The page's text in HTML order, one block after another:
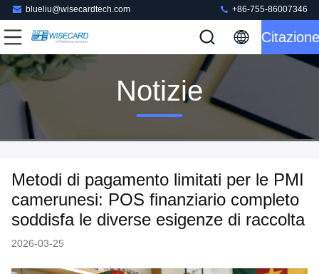
blueliu@wisecardtech.com +86-755-86007346
Citazione
Notizie
Metodi di pagamento limitati per le PMI
camerunesi: POS finanziario completo
soddisfa le diverse esigenze di raccolta
2026-03-25